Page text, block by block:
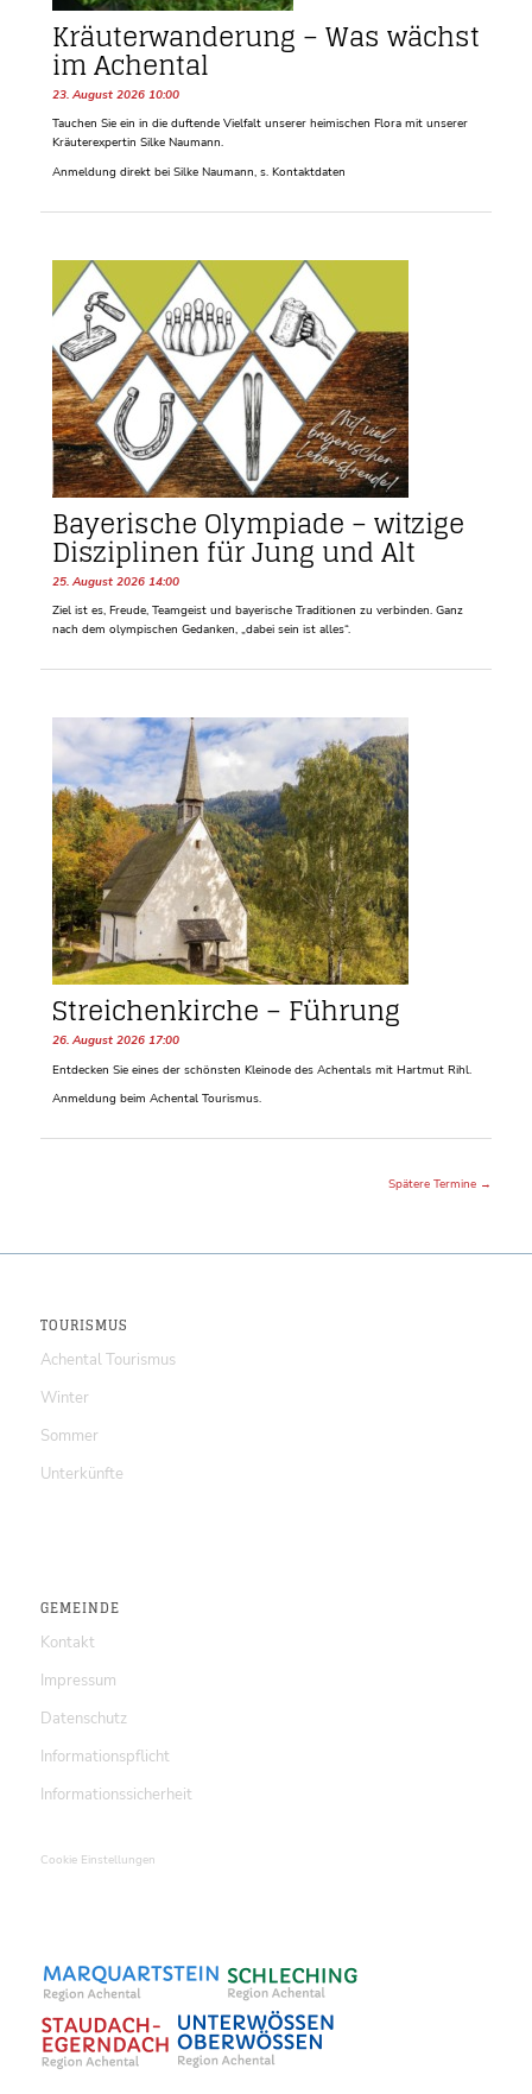
Kräuterwanderung – Was wächst
im Achental
23. August 2026 10:00
Tauchen Sie ein in die duftende Vielfalt unserer heimischen Flora mit unserer
Kräuterexpertin Silke Naumann.
Anmeldung direkt bei Silke Naumann, s. Kontaktdaten
Bayerische Olympiade – witzige
Disziplinen für Jung und Alt
25. August 2026 14:00
Ziel ist es, Freude, Teamgeist und bayerische Traditionen zu verbinden. Ganz
nach dem olympischen Gedanken, „dabei sein ist alles“.
Streichenkirche – Führung
26. August 2026 17:00
Entdecken Sie eines der schönsten Kleinode des Achentals mit Hartmut Rihl.
Anmeldung beim Achental Tourismus.
Spätere Termine →
TOURISMUS
Achental Tourismus
Winter
Sommer
Unterkünfte
GEMEINDE
Kontakt
Impressum
Datenschutz
Informationspflicht
Informationssicherheit
Cookie Einstellungen